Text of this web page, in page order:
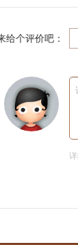
给个评价吧：